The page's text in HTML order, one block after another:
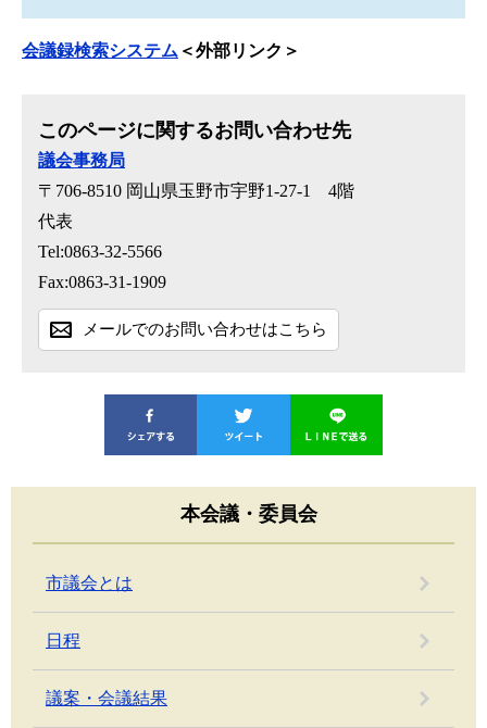
会議録検索システム ＜外部リンク＞
このページに関するお問い合わせ先
議会事務局
〒706-8510 岡山県玉野市宇野1-27-1 4階
代表
Tel:0863-32-5566
Fax:0863-31-1909
メールでのお問い合わせはこちら
本会議・委員会
市議会とは
日程
議案・会議結果